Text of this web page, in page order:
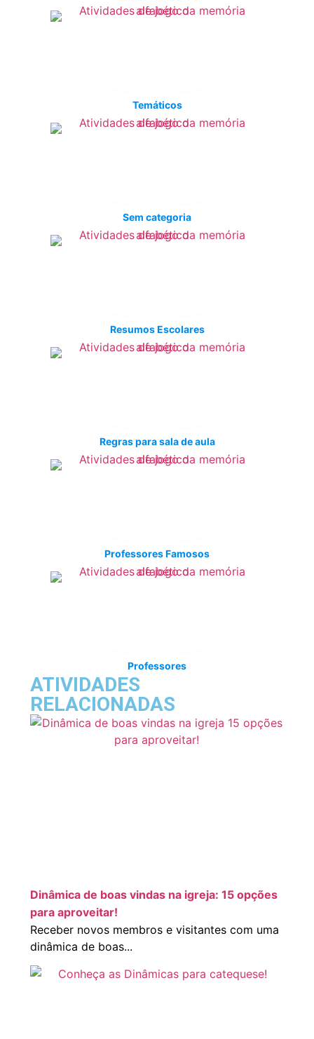
Temáticos
Sem categoria
Resumos Escolares
Regras para sala de aula
Professores Famosos
Professores
ATIVIDADES
RELACIONADAS
Dinâmica de boas vindas na igreja: 15 opções
para aproveitar!
Receber novos membros e visitantes com uma
dinâmica de boas...